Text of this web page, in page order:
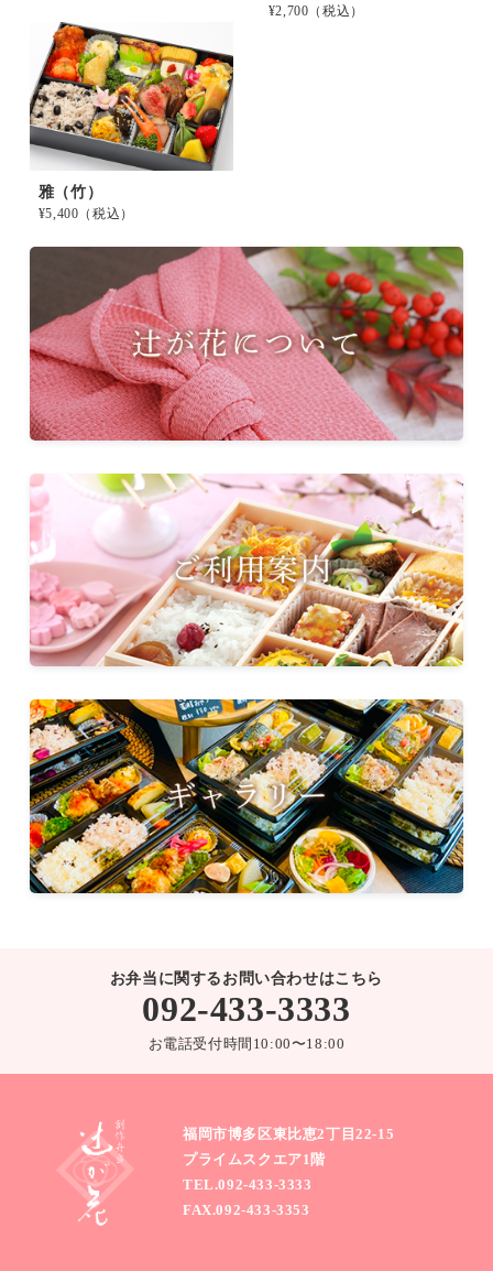
¥2,700 （税込）
雅（竹）
¥5,400 （税込）
お弁当に関するお問い合わせはこちら
092-433-3333
お電話受付時間10:00〜18:00
福岡市博多区東比恵2丁目22-15
プライムスクエア1階
TEL.092-433-3333
FAX.092-433-3353